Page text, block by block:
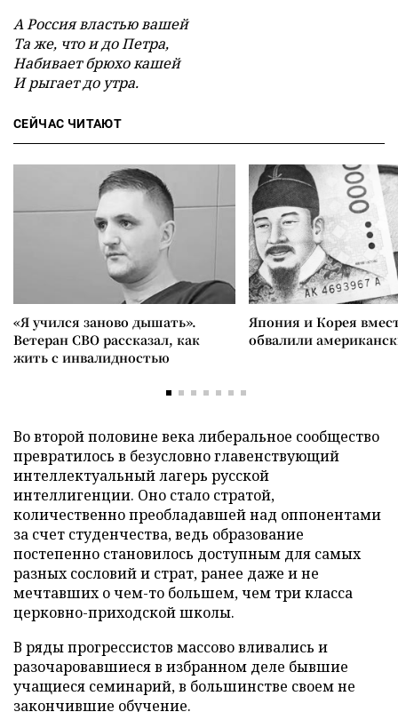
А Россия властью вашей
Та же, что и до Петра,
Набивает брюхо кашей
И рыгает до утра.
СЕЙЧАС ЧИТАЮТ
«Я учился заново дышать».
Ветеран СВО рассказал, как
жить с инвалидностью
Япония и Корея
обвалили
Во второй половине века либеральное сообщество
превратилось в безусловно главенствующий
интеллектуальный лагерь русской
интеллигенции. Оно стало стратой,
количественно преобладавшей над оппонентами
за счет студенчества, ведь образование
постепенно становилось доступным для самых
разных сословий и страт, ранее даже и не
мечтавших о чем-то большем, чем три класса
церковно-приходской школы.
В ряды прогрессистов массово вливались и
разочаровавшиеся в избранном деле бывшие
учащиеся семинарий, в большинстве своем не
закончившие обучение.